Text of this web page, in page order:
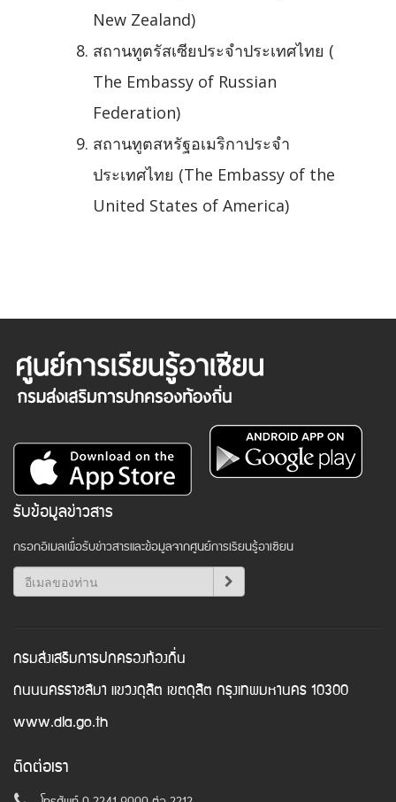
New Zealand)
สถานทูตรัสเซียประจำประเทศไทย (
The Embassy of Russian
Federation)
สถานทูตสหรัฐอเมริกาประจำ
ประเทศไทย (The Embassy of the
United States of America)
รับข้อมูลข่าวสาร
กรอกอีเมลเพื่อรับข่าวสารและข้อมูลจากศูนย์การเรียนรู้อาเซียน
กรมส่งเสริมการปกครองท้องถิ่น
ถนนนครราชสีมา แขวงดุสิต เขตดุสิต กรุงเทพมหานคร 10300
www.dla.go.th
ติดต่อเรา